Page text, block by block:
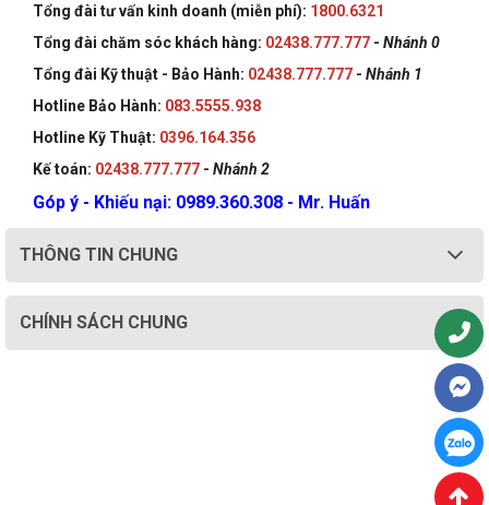
Tổng đài tư vấn kinh doanh (miễn phí): 1800.6321
Tổng đài chăm sóc khách hàng: 02438.777.777 - Nhánh 0
Tổng đài Kỹ thuật - Bảo Hành: 02438.777.777 - Nhánh 1
Hotline Bảo Hành: 083.5555.938
Hotline Kỹ Thuật: 0396.164.356
Kế toán: 02438.777.777 - Nhánh 2
Góp ý - Khiếu nại: 0989.360.308 - Mr. Huấn
THÔNG TIN CHUNG
CHÍNH SÁCH CHUNG